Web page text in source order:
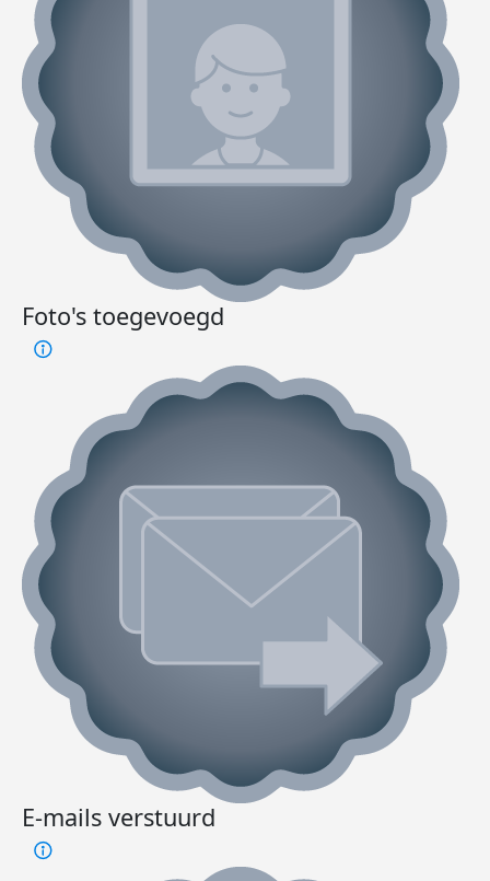
Foto's toegevoegd
E-mails verstuurd